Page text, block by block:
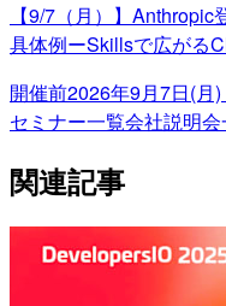
【9/7（月）】
具体例ーSkillsで広がる
開催前2026年9月7日(月)
セミナー一覧会社説明会
関連記事